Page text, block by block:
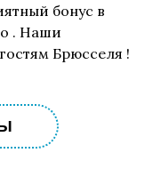
бонус в
. Наши
Брюсселя !